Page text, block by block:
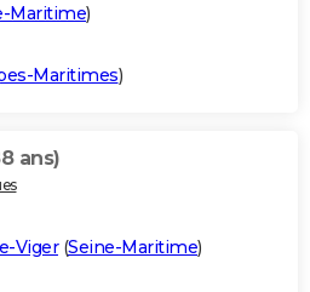
Maritime)
Maritimes)
ans)
Viger(Seine-Maritime)